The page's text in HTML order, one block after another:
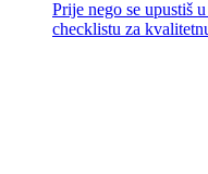
Prije nego se upustiš
checklistu za